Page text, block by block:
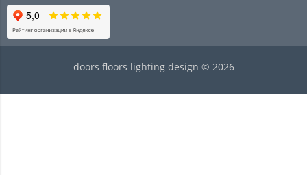
doors floors lighting design © 2026